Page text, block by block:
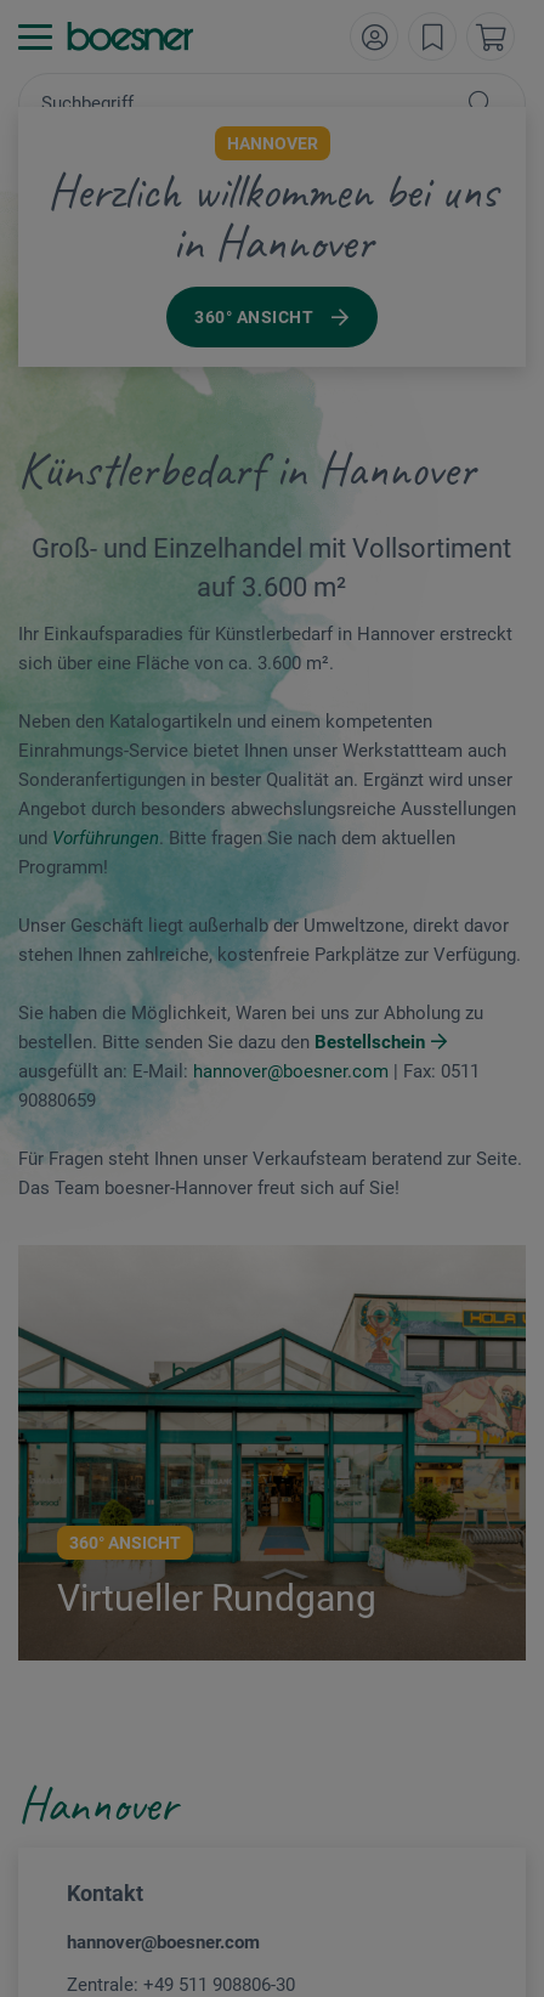
HANNOVER
Herzlich willkommen bei uns
in Hannover
360° ANSICHT
Künstlerbedarf in Hannover
Groß- und Einzelhandel mit Vollsortiment
auf 3.600 m²
Ihr Einkaufsparadies für Künstlerbedarf in Hannover erstreckt
sich über eine Fläche von ca. 3.600 m².
Neben den Katalogartikeln und einem kompetenten
Einrahmungs-Service bietet Ihnen unser Werkstattteam auch
Sonderanfertigungen in bester Qualität an. Ergänzt wird unser
Angebot durch besonders abwechslungsreiche Ausstellungen
und Vorführungen. Bitte fragen Sie nach dem aktuellen
Programm!
Unser Geschäft liegt außerhalb der Umweltzone, direkt davor
stehen Ihnen zahlreiche, kostenfreie Parkplätze zur Verfügung.
Sie haben die Möglichkeit, Waren bei uns zur Abholung zu
bestellen. Bitte senden Sie dazu den Bestellschein
ausgefüllt an: E-Mail: hannover@boesner.com | Fax: 0511
90880659
Für Fragen steht Ihnen unser Verkaufsteam beratend zur Seite.
Das Team boesner-Hannover freut sich auf Sie!
360° ANSICHT
Virtueller Rundgang
Hannover
Kontakt
hannover@boesner.com
Zentrale: +49 511 908806-30